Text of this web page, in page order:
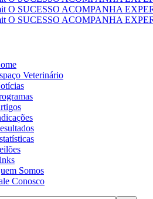
Veterinário
Somos
Conosco